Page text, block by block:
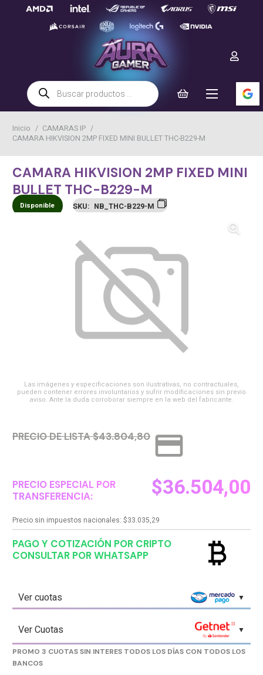
Búsqueda
de
productos
Inicio / CAMARAS IP /
CAMARA HIKVISION 2MP FIXED MINI BULLET THC-B229-M
CAMARA HIKVISION 2MP FIXED MINI
BULLET THC-B229-M
Disponible SKU: NB_THC-B229-M
Las imágenes y especificaciones son ilustrativas, no contractuales,
pueden contener errores involuntarios y sufrir modificaciones sin previo
aviso. Ante la duda corroborar siempre en la web del fabricante.
PRECIO DE LISTA $43.804,80 credit_card
PRECIO ESPECIAL POR
TRANSFERENCIA:
$36.504,00
Precio sin impuestos nacionales: $33.035,29
PAGO Y COTIZACIÓN POR CRIPTO
CONSULTAR POR WHATSAPP
currency_bitcoin
Ver cuotas
Ver Cuotas
PROMO 3 CUOTAS SIN INTERES TODOS LOS DÍAS CON TODOS LOS
BANCOS